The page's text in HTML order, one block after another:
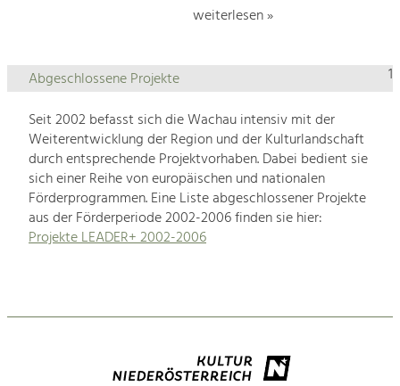
weiterlesen »
1
Abgeschlossene Projekte
Seit 2002 befasst sich die Wachau intensiv mit der
Weiterentwicklung der Region und der Kulturlandschaft
durch entsprechende Projektvorhaben. Dabei bedient sie
sich einer Reihe von europäischen und nationalen
Förderprogrammen. Eine Liste abgeschlossener Projekte
aus der Förderperiode 2002-2006 finden sie hier:
Projekte LEADER+ 2002-2006